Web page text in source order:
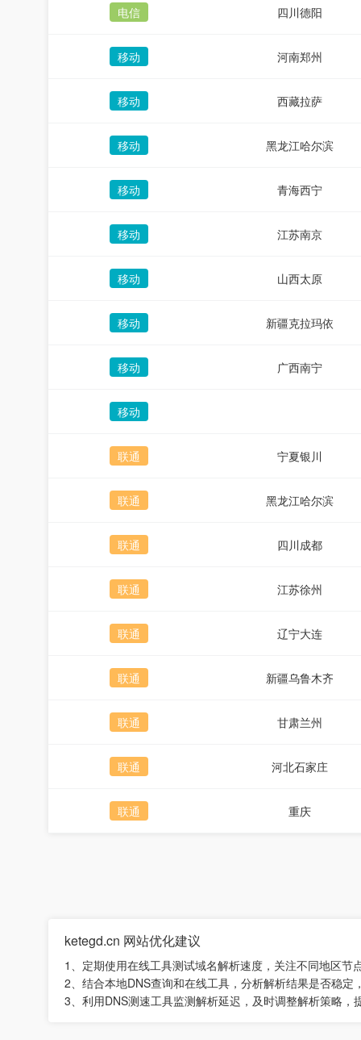
电信 四川德阳
移动 河南郑州
移动 西藏拉萨
移动 黑龙江哈尔滨
移动 青海西宁
移动 江苏南京
移动 山西太原
移动 新疆克拉玛依
移动 广西南宁
移动
联通 宁夏银川
联通 黑龙江哈尔滨
联通 四川成都
联通 江苏徐州
联通 辽宁大连
联通 新疆乌鲁木齐
联通 甘肃兰州
联通 河北石家庄
联通 重庆
ketegd.cn 网站优化建议
1、定期使用在线工具测试域名解析速度，关注不同地区节
2、结合本地DNS查询和在线工具，分析解析结果是否稳定
3、利用DNS测速工具监测解析延迟，及时调整解析策略，